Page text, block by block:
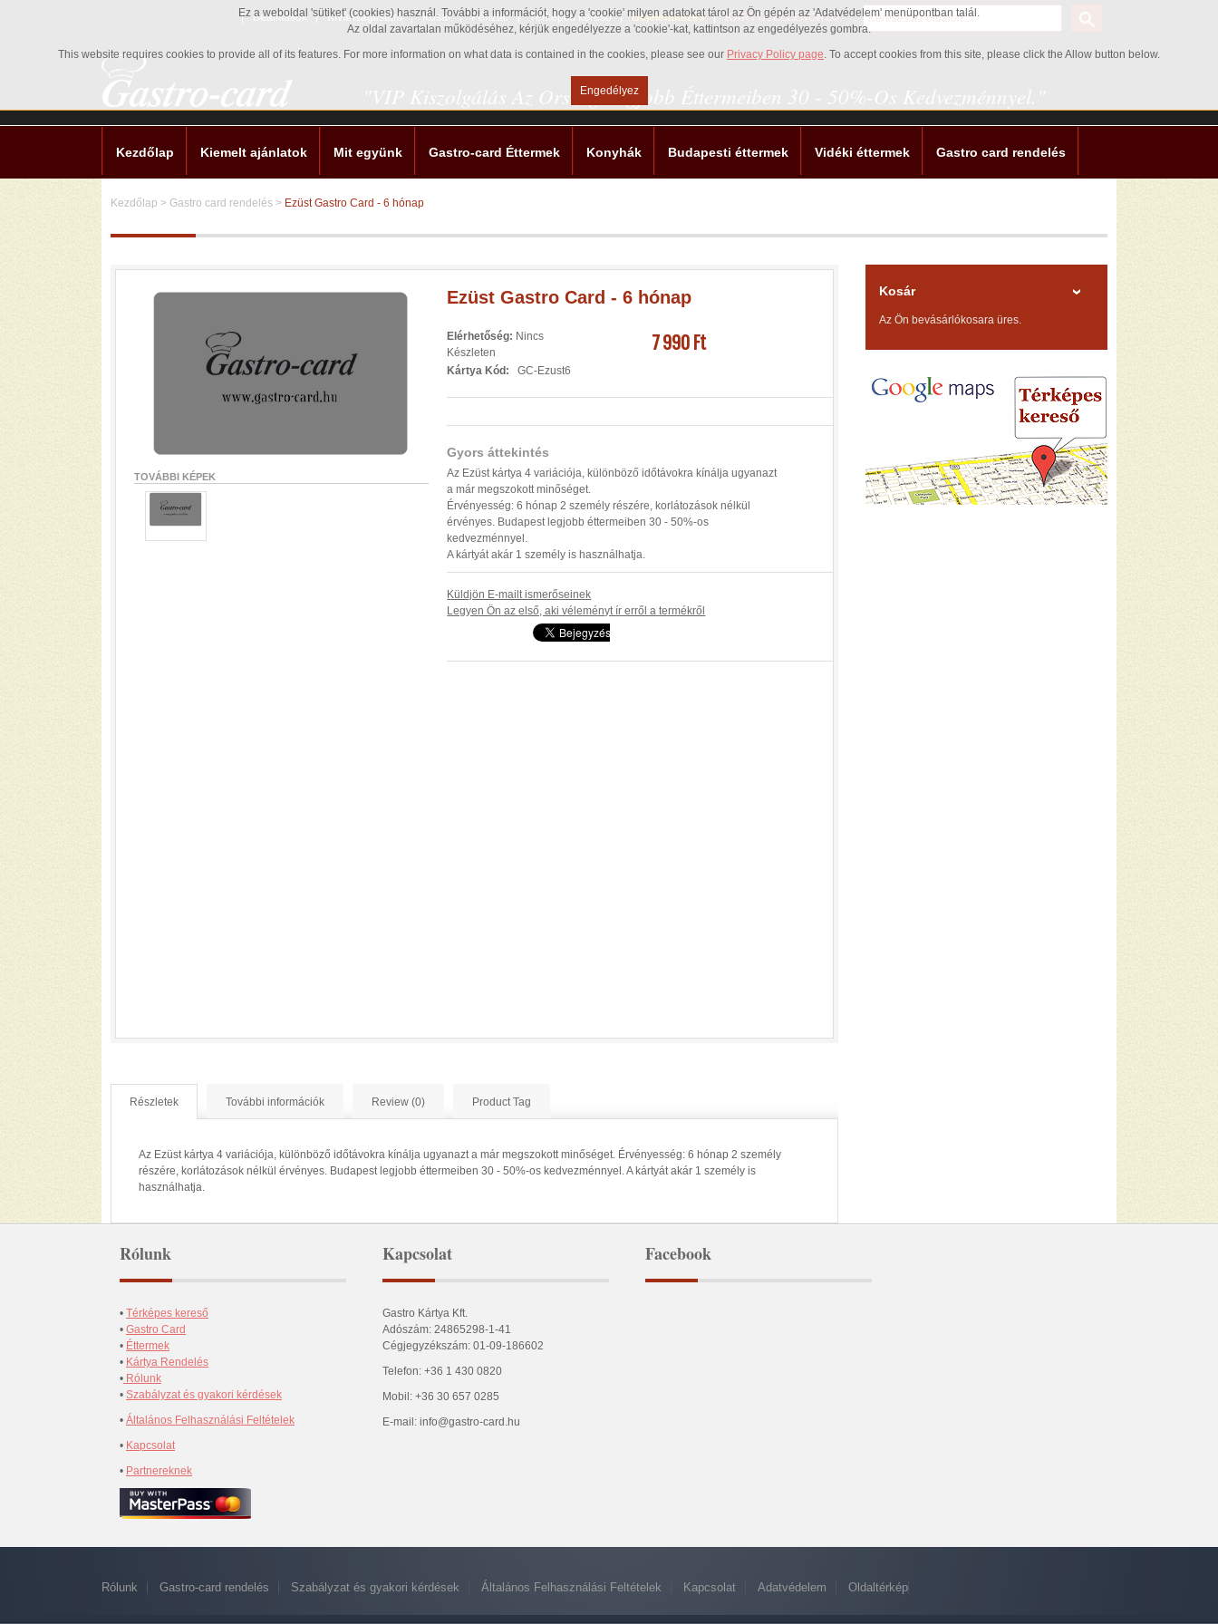
Ez a weboldal 'sütiket' (cookies) használ. További a információt, hogy a 'cookie' milyen adatokat tárol az Ön gépén az 'Adatvédelem' menüpontban talál.
Az oldal zavartalan működéséhez, kérjük engedélyezze a 'cookie'-kat, kattintson az engedélyezés gombra.
This website requires cookies to provide all of its features. For more information on what data is contained in the cookies, please see our Privacy Policy page. To accept cookies from this site, please click the Allow button below.
Engedélyez
KÁRTYA ELLENŐRZŐ
Beállítások Kívánságlistám Kosár Pénztár Térképes kereső Bejelentkezés
"VIP Kiszolgálás Az Ország Legjobb Éttermeiben 30 - 50%-Os Kedvezménnyel."
Kezdőlap Kiemelt ajánlatok Mit együnk Gastro-card Éttermek Konyhák Budapesti éttermek Vidéki éttermek Gastro card rendelés
Kezdőlap > Gastro card rendelés > Ezüst Gastro Card - 6 hónap
TOVÁBBI KÉPEK
Ezüst Gastro Card - 6 hónap
Elérhetőség: Nincs
Készleten
Kártya Kód: GC-Ezust6
7 990 Ft
Gyors áttekintés
Az Ezüst kártya 4 variációja, különböző időtávokra kínálja ugyanazt
a már megszokott minőséget.
Érvényesség: 6 hónap 2 személy részére, korlátozások nélkül
érvényes. Budapest legjobb éttermeiben 30 - 50%-os
kedvezménnyel.
A kártyát akár 1 személy is használhatja.
Küldjön E-mailt ismerőseinek
Legyen Ön az első, aki véleményt ír erről a termékről
Részletek További információk Review (0) Product Tag
Az Ezüst kártya 4 variációja, különböző időtávokra kínálja ugyanazt a már megszokott minőséget. Érvényesség: 6 hónap 2 személy
részére, korlátozások nélkül érvényes. Budapest legjobb éttermeiben 30 - 50%-os kedvezménnyel. A kártyát akár 1 személy is
használhatja.
Kosár
Az Ön bevásárlókosara üres.
Rólunk
• Térképes kereső
• Gastro Card
• Éttermek
• Kártya Rendelés
• Rólunk
• Szabályzat és gyakori kérdések
• Általános Felhasználási Feltételek
• Kapcsolat
• Partnereknek
Kapcsolat
Gastro Kártya Kft.
Adószám: 24865298-1-41
Cégjegyzékszám: 01-09-186602
Telefon: +36 1 430 0820
Mobil: +36 30 657 0285
E-mail: info@gastro-card.hu
Facebook
Rólunk Gastro-card rendelés Szabályzat és gyakori kérdések Általános Felhasználási Feltételek Kapcsolat Adatvédelem Oldaltérkép